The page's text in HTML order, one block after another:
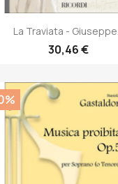
Anteprima
La Traviata - Giuseppe...
30,46 €